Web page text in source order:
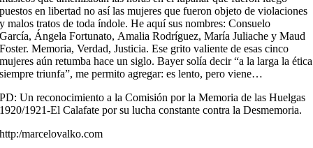
puestos en libertad no así las mujeres que fueron objeto de violaciones
y malos tratos de toda índole. He aquí sus nombres: Consuelo
García, Ángela Fortunato, Amalia Rodríguez, María Juliache y Maud
Foster. Memoria, Verdad, Justicia. Ese grito valiente de esas cinco
mujeres aún retumba hace un siglo. Bayer solía decir “a la larga la ética
siempre triunfa”, me permito agregar: es lento, pero viene…
PD: Un reconocimiento a la Comisión por la Memoria de las Huelgas
1920/1921-El Calafate por su lucha constante contra la Desmemoria.
http:/marcelovalko.com